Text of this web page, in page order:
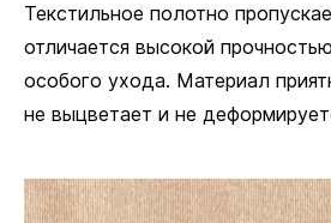
Текстильное полотно
отличается высокой
особого ухода. Материал
не выцветает и не